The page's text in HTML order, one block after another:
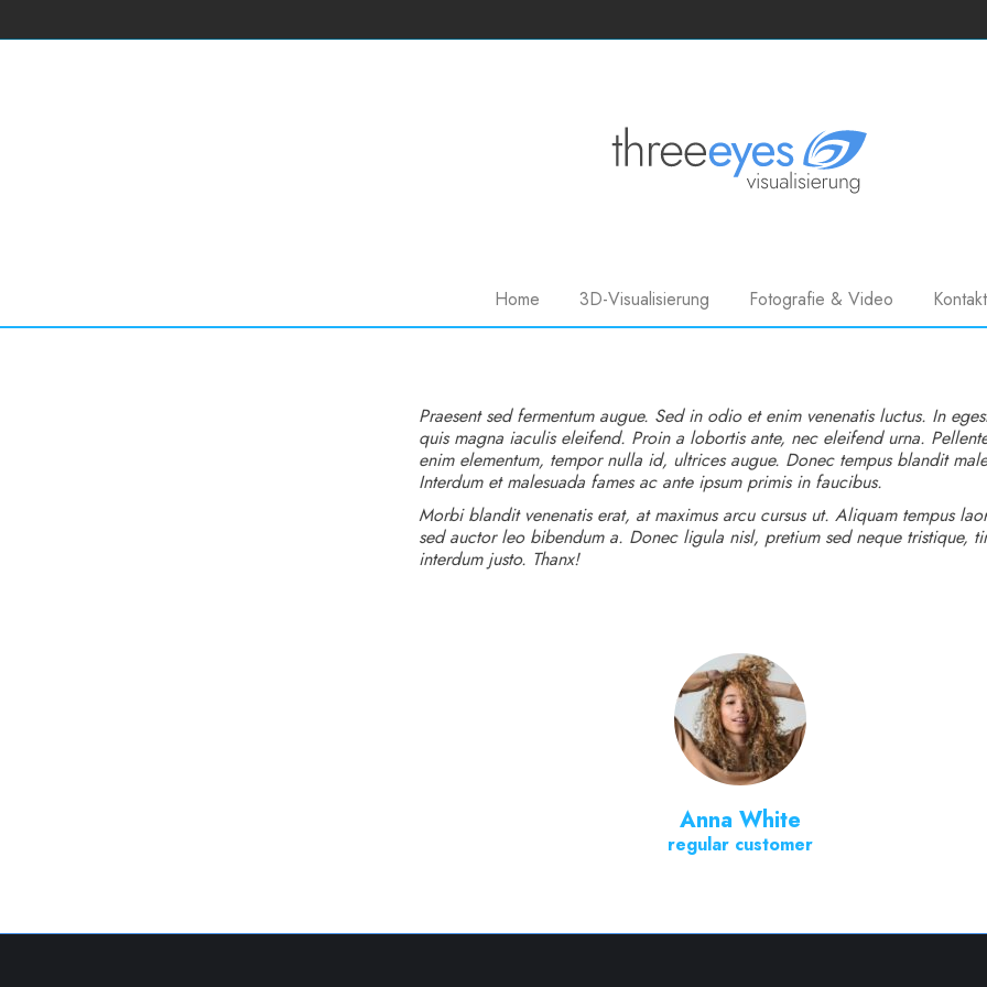
Home 3D-Visualisierung Fotografie & Video Kontakt
Praesent sed fermentum augue. Sed in odio et enim venenatis luctus. In
quis magna iaculis eleifend. Proin a lobortis ante, nec eleifend urna.
enim elementum, tempor nulla id, ultrices augue. Donec tempus blandit
Interdum et malesuada fames ac ante ipsum primis in faucibus.
Morbi blandit venenatis erat, at maximus arcu cursus ut. Aliquam tempus
sed auctor leo bibendum a. Donec ligula nisl, pretium sed neque tristique,
interdum justo. Thanx!
Anna White
regular customer